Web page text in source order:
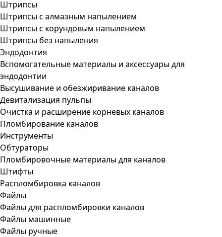
Штрипсы
Штрипсы c алмазным напылением
Штрипсы c корундовым напылением
Штрипсы без напыления
Эндодонтия
Вспомогательные материалы и аксессуары для
эндодонтии
Высушивание и обезжиривание каналов
Девитализация пульпы
Очистка и расширение корневых каналов
Пломбирование каналов
Инструменты
Обтураторы
Пломбировочные материалы для каналов
Штифты
Распломбировка каналов
Файлы
Файлы для распломбировки каналов
Файлы машинные
Файлы ручные